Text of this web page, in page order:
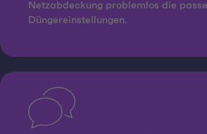
Netzabdeckung problemlos die
Düngereinstellungen.